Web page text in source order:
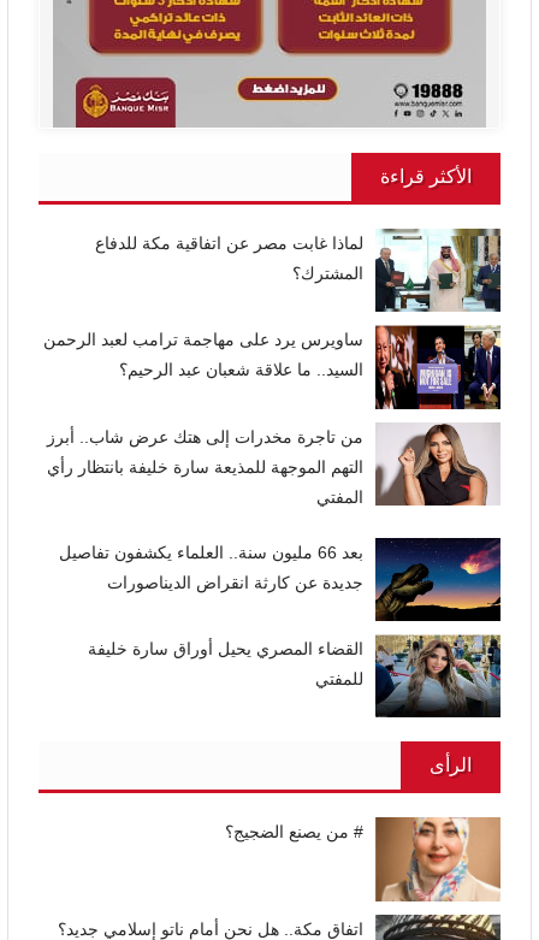
الأكثر قراءة
لماذا غابت مصر عن اتفاقية مكة للدفاع
المشترك؟
ساويرس يرد على مهاجمة ترامب لعبد الرحمن
السيد.. ما علاقة شعبان عبد الرحيم؟
من تاجرة مخدرات إلى هتك عرض شاب.. أبرز
التهم الموجهة للمذيعة سارة خليفة بانتظار رأي
المفتي
بعد 66 مليون سنة.. العلماء يكشفون تفاصيل
جديدة عن كارثة انقراض الديناصورات
القضاء المصري يحيل أوراق سارة خليفة
للمفتي
الرأى
# من يصنع الضجيج؟
اتفاق مكة.. هل نحن أمام ناتو إسلامي جديد؟